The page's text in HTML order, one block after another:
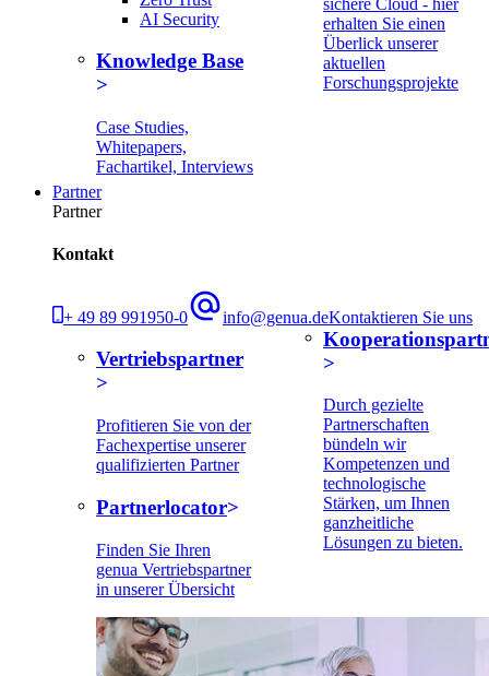
AI Security
Knowledge Base
Case Studies,
Whitepapers,
Fachartikel, Interviews
erhalten Sie einen
Überlick unserer
aktuellen
Forschungsprojekte
Partner
Partner
Kontakt
+ 49 89 991950-0 info@genua.deKontaktieren Sie uns
Vertriebspartner
Profitieren Sie von der
Fachexpertise unserer
qualifizierten Partner
Partnerlocator
Finden Sie Ihren
genua Vertriebspartner
in unserer Übersicht
Durch gezielte
Partnerschaften
bündeln wir
Kompetenzen und
technologische
Stärken, um Ihnen
ganzheitliche
Lösungen zu bieten.